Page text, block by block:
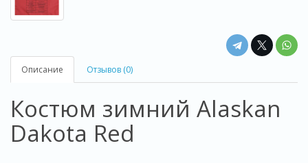
Описание Отзывов (0)
Костюм зимний Alaskan
Dakota Red